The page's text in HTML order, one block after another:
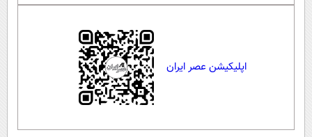
اپلیکیشن عصر ایران